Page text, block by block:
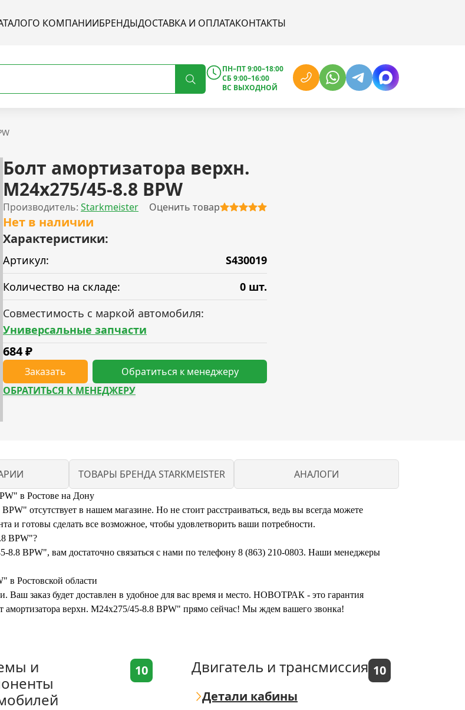
О КОМПАНИИБРЕНДЫДОСТАВКА И ОПЛАТАКОНТАКТЫ
ПН–ПТ 9:00–18:00
СБ 9:00–16:00
ВС ВЫХОДНОЙ
Болт амортизатора верхн.
M24x275/45-8.8 BPW
Производитель: Starkmeister Оценить товар
Нет в наличии
Характеристики:
Артикул:
S430019
Количество на складе:
0 шт.
Совместимость с маркой автомобиля:
Универсальные запчасти
684₽
Заказать
Обратиться к менеджеру
ОБРАТИТЬСЯ К МЕНЕДЖЕРУ
ТОВАРЫ БРЕНДА STARKMEISTER АНАЛОГИ
в Ростове на Дону
отсутствует в нашем магазине. Но не стоит расстраиваться, ведь вы всегда можете
готовы сделать все возможное, чтобы удовлетворить ваши потребности.
BPW"?
8.8 BPW", вам достаточно связаться с нами по телефону 8 (863) 210-0803. Наши менеджеры
в Ростовской области
Ваш заказ будет доставлен в удобное для вас время и место. НОВОТРАК - это гарантия
амортизатора верхн. M24x275/45-8.8 BPW" прямо сейчас! Мы ждем вашего звонка!
и
10 Двигатель и трансмиссия 10
Детали кабины